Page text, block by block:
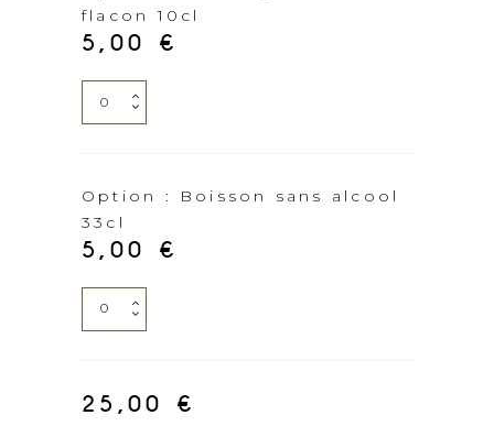
léger
flacon
10cl
quantity
flacon 10cl
5,00 €
Option
:
rouge
corsé
flacon
10cl
quantity
Option : Boisson sans alcool
33cl
5,00 €
Option
:
sans
25,00 €